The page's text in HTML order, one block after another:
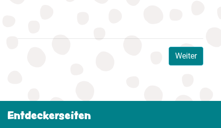
Weiter
Entdeckerseiten